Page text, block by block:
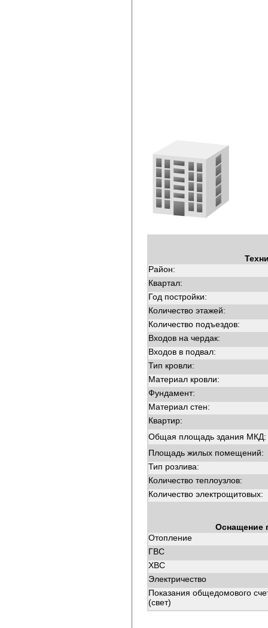
Район:
Квартал:
Год постройки:
Количество этажей:
Количество подъездов:
Входов на чердак:
Входов в подвал:
Тип кровли:
Материал кровли:
Фундамент:
Материал стен:
Квартир:
Общая площадь здания МКД:
Площадь жилых помещений:
Тип розлива:
Количество теплоузлов:
Количество электрощитовых:
Оснащение
Отопление
ГВС
ХВС
Электричество
Показания общедомового
(свет)